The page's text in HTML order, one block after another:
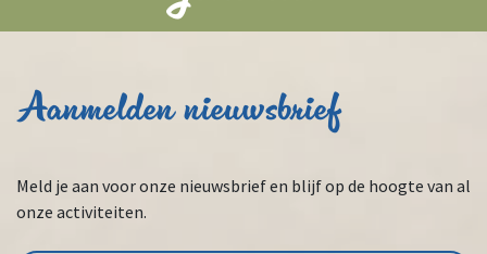
Aanmelden nieuwsbrief
Meld je aan voor onze nieuwsbrief en blijf op de hoogte van al
onze activiteiten.